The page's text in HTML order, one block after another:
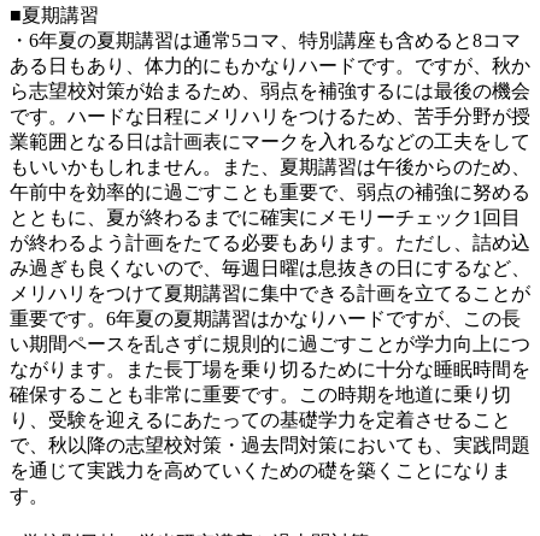
■夏期講習
・6年夏の夏期講習は通常5コマ、特別講座も含めると8コマ
ある日もあり、体力的にもかなりハードです。ですが、秋か
ら志望校対策が始まるため、弱点を補強するには最後の機会
です。ハードな日程にメリハリをつけるため、苦手分野が授
業範囲となる日は計画表にマークを入れるなどの工夫をして
もいいかもしれません。また、夏期講習は午後からのため、
午前中を効率的に過ごすことも重要で、弱点の補強に努める
とともに、夏が終わるまでに確実にメモリーチェック1回目
が終わるよう計画をたてる必要もあります。ただし、詰め込
み過ぎも良くないので、毎週日曜は息抜きの日にするなど、
メリハリをつけて夏期講習に集中できる計画を立てることが
重要です。6年夏の夏期講習はかなりハードですが、この長
い期間ペースを乱さずに規則的に過ごすことが学力向上につ
ながります。また長丁場を乗り切るために十分な睡眠時間を
確保することも非常に重要です。この時期を地道に乗り切
り、受験を迎えるにあたっての基礎学力を定着させること
で、秋以降の志望校対策・過去問対策においても、実践問題
を通じて実践力を高めていくための礎を築くことになりま
す。